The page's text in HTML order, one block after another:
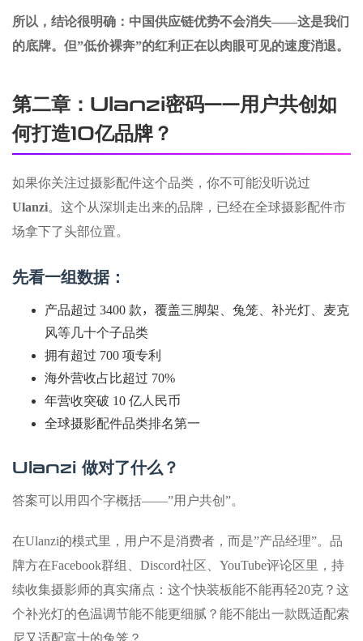
所以，结论很明确：中国供应链优势不会消失——这是我们
的底牌。但”低价裸奔”的红利正在以肉眼可见的速度消退。
第二章：Ulanzi密码——用户共创如
何打造10亿品牌？
如果你关注过摄影配件这个品类，你不可能没听说过
Ulanzi。这个从深圳走出来的品牌，已经在全球摄影配件市
场拿下了头部位置。
先看一组数据：
产品超过 3400 款，覆盖三脚架、兔笼、补光灯、麦克
风等几十个子品类
拥有超过 700 项专利
海外营收占比超过 70%
年营收突破 10 亿人民币
全球摄影配件品类排名第一
Ulanzi 做对了什么？
答案可以用四个字概括——”用户共创”。
在Ulanzi的模式里，用户不是消费者，而是”产品经理”。品
牌方在Facebook群组、Discord社区、YouTube评论区里，持
续收集摄影师的真实痛点：这个快装板能不能再轻20克？这
个补光灯的色温调节能不能更细腻？能不能出一款既适配索
尼又适配富士的兔笼？